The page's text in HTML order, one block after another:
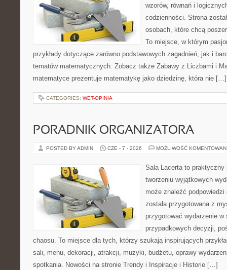
wzorów, równań i
codzienności. Strona
osobach, które chcą
To miejsce, w którym
przykłady dotyczące zarówno podstawowych zagadnień, jak i
tematów matematycznych. Zobacz także Zabawy z Liczbami i
matematyce prezentuje matematykę jako dziedzinę, która nie […]
CATEGORIES: WET-OPINIA
PORADNIK ORGANIZATORA
POSTED BY ADMIN CZE - 7 - 2026 MOŻLIWOŚĆ
Sala Lacerta to praktyczny
tworzeniu wyjątkowych
może znaleźć
została przygotowana z
przygotować wydarzenie
przypadkowych decyzji,
chaosu. To miejsce dla tych, którzy szukają inspirujących
sali, menu, dekoracji, atrakcji, muzyki, budżetu, oprawy
spotkania. Nowości na stronie Trendy i Inspiracje i Historie […]